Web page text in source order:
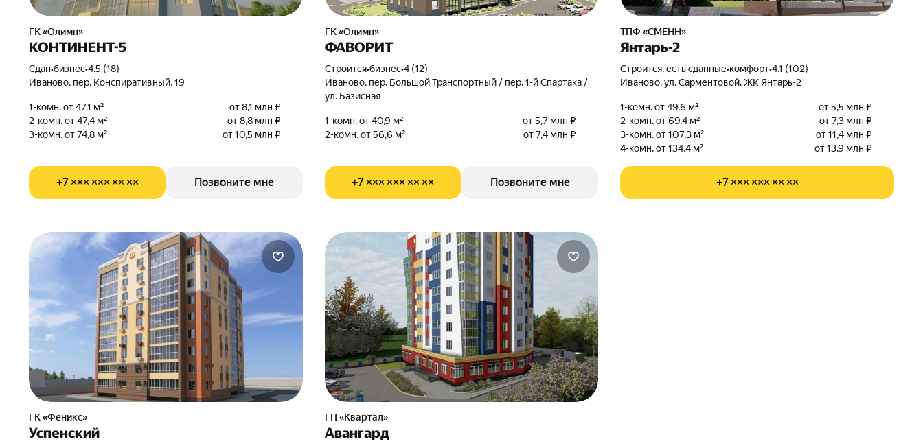
ГК «Олимп»
КОНТИНЕНТ-5
Сдан•бизнес•4.5 (18)
Иваново, пер. Конспиративный, 19
1-комн. от 47,1 м²
от 8,1 млн ₽
2-комн. от 47,4 м²
от 8,8 млн ₽
3-комн. от 74,8 м²
от 10,5 млн ₽
+7 ××× ××× ×× ×× Позвоните мне
ГК «Олимп»
ФАВОРИТ
Строится•бизнес•4 (12)
Иваново, пер. Большой Транспортный / пер. 1-й Спартака /
ул. Базисная
1-комн. от 40,9 м²
от 5,7 млн ₽
2-комн. от 56,6 м²
от 7,4 млн ₽
+7 ××× ××× ×× ×× Позвоните мне
ТПФ «СМЕНН»
Янтарь-2
Строится, есть сданные•комфорт•4.1 (102)
Иваново, ул. Сарментовой, ЖК Янтарь-2
1-комн. от 49,6 м²
от 5,5 млн ₽
2-комн. от 69,4 м²
от 7,3 млн ₽
3-комн. от 107,3 м²
от 11,4 млн ₽
4-комн. от 134,4 м²
от 13,9 млн ₽
+7 ××× ××× ×× ××
ГК «Феникс»
Успенский
ГП «Квартал»
Авангард